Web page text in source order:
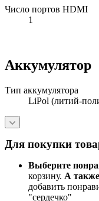
Число портов HDMI
1
Аккумулятор
Тип аккумулятора
LiPol (литий-
Для покупки
Выберите
корзину. А также
добавить
"сердечко"